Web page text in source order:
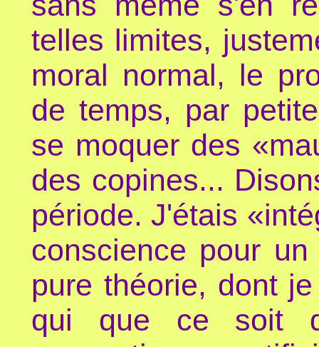
telles limites,
moral normal, le
de temps, par
se moquer des
des copines...
période. J'étais
conscience pour
pure théorie, dont
qui que ce soit